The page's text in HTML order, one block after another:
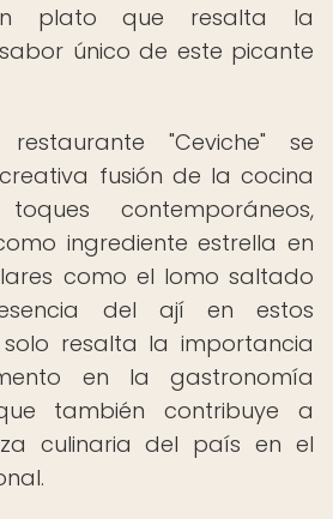
plato que resalta la
único de este picante
"Ceviche" se
fusión de la cocina
contemporáneos,
ingrediente estrella en
como el lomo saltado
del ají en estos
resalta la importancia
en la gastronomía
también contribuye a
culinaria del país en el